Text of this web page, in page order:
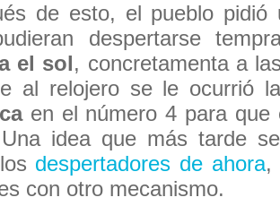
de esto, el pueblo pidió
despertarse
el sol, concretamenta a
al relojero se le ocurrió
en el número 4 para que
idea que más tarde
despertadores de ahora,
con otro mecanismo.